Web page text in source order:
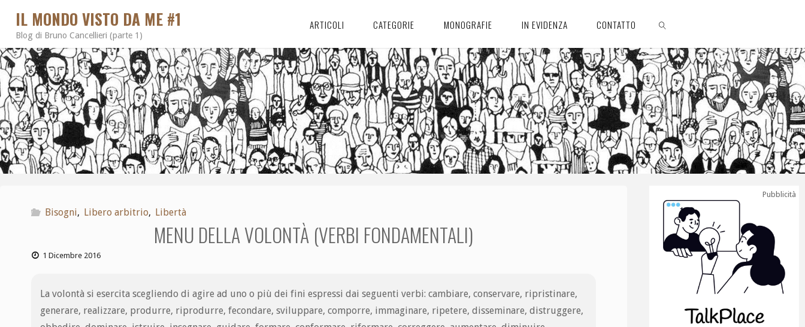
IL MONDO VISTO DA ME #1
Blog di Bruno Cancellieri (parte 1)
ARTICOLI CATEGORIE MONOGRAFIE IN EVIDENZA CONTATTO
CERCA
Bisogni, Libero arbitrio, Libertà
MENU DELLA VOLONTÀ (VERBI FONDAMENTALI)
1 Dicembre 2016
La volontà si esercita scegliendo di agire ad uno o più dei fini espressi dai seguenti verbi: cambiare, conservare, ripristinare,
generare, realizzare, produrre, riprodurre, fecondare, sviluppare, comporre, immaginare, ripetere, disseminare, distruggere,
Pubblicità